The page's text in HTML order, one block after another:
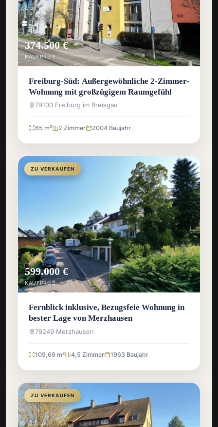
374.500 €
KAUFPREIS
Freiburg-Süd: Außergewöhnliche 2-Zimmer-
Wohnung mit großzügigem Raumgefühl
79100 Freiburg im Breisgau
65 m² 2 Zimmer 2004 Baujahr
ZU VERKAUFEN
599.000 €
KAUFPREIS
Fernblick inklusive, Bezugsfeie Wohnung in
bester Lage von Merzhausen
79249 Merzhausen
109,69 m² 4,5 Zimmer 1963 Baujahr
ZU VERKAUFEN